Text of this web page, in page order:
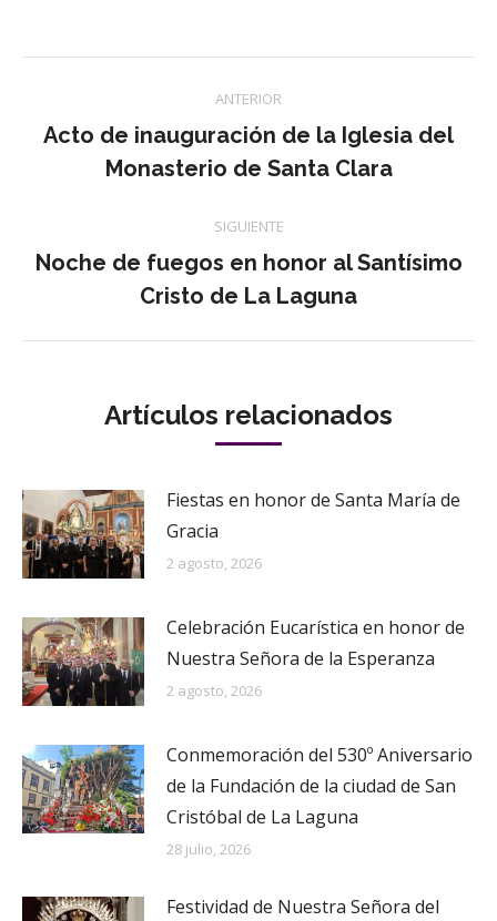
Navegación
entre
publicaciones
ANTERIOR
Publicación
anterior:
Acto de inauguración de la Iglesia del
Monasterio de Santa Clara
SIGUIENTE
Publicación
siguiente:
Noche de fuegos en honor al Santísimo
Cristo de La Laguna
Artículos relacionados
Fiestas en honor de Santa María de
Gracia
2 agosto, 2026
Celebración Eucarística en honor de
Nuestra Señora de la Esperanza
2 agosto, 2026
Conmemoración del 530º Aniversario
de la Fundación de la ciudad de San
Cristóbal de La Laguna
28 julio, 2026
Festividad de Nuestra Señora del